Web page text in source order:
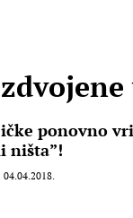
ponovno
ništa”!
04.04.2018.